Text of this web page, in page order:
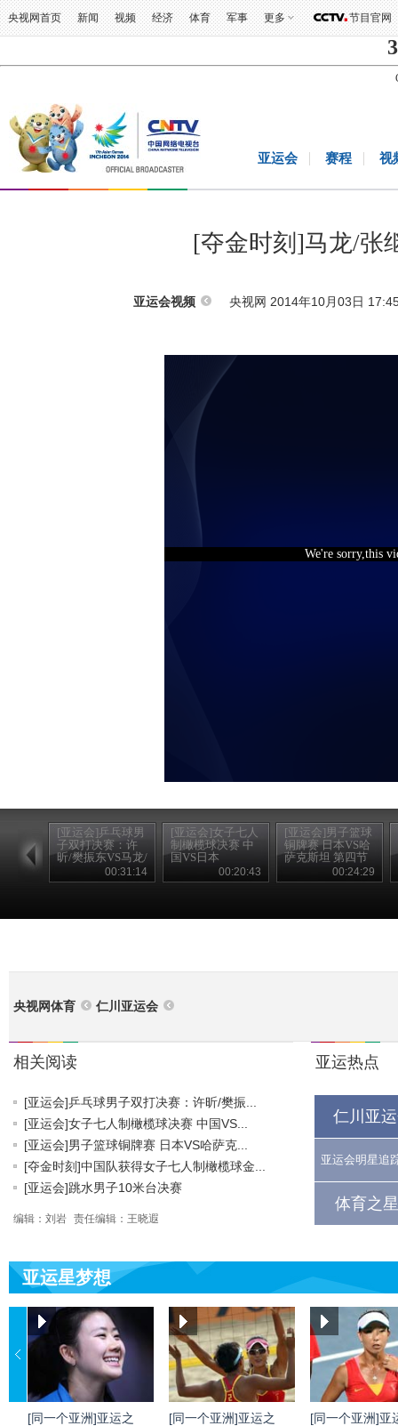
央视网首页 新闻 视频 经济 体育 军事 更多 节目官网
亚运会 赛程 视
[夺金时刻]马龙/张
亚运会视频 央视网 2014年10月03日
We're sorry,this
[亚运会]乒乓球男
子双打决赛：许
昕/樊振东VS马龙/
00:31:14
[亚运会]女子七人
制橄榄球决赛 中
国VS日本
00:20:43
[亚运会]男子篮球
铜牌赛 日本VS哈
萨克斯坦 第四节
00:24:29
央视网体育 仁川亚运会
相关阅读
[亚运会]乒乓球男子双打决赛：许昕/樊振...
[亚运会]女子七人制橄榄球决赛 中国VS...
[亚运会]男子篮球铜牌赛 日本VS哈萨克...
[夺金时刻]中国队获得女子七人制橄榄球金...
[亚运会]跳水男子10米台决赛
编辑：刘岩 责任编辑：王晓遐
亚运热点
仁川亚
亚运会明星追
体育之
亚运星梦想
[同一个亚洲]亚运之
[同一个亚洲]亚运之
[同一个亚洲]亚